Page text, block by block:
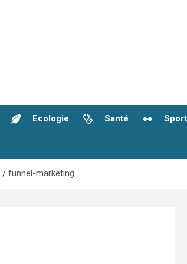
Ecologie Santé Sport
funnel-marketing